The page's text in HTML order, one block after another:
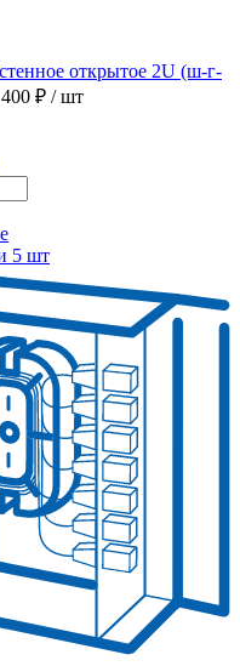
открытое 2U (ш-г-
₽ / шт
5 шт